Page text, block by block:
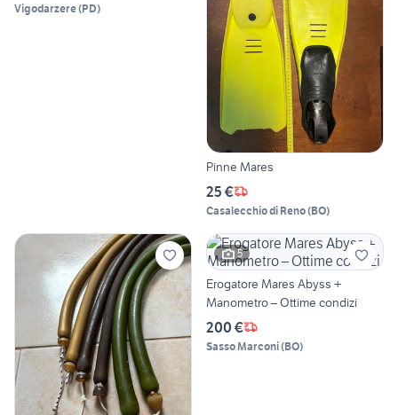
Vigodarzere(PD)
Pinne Mares
25 €
Casalecchio di Reno(BO)
5
Erogatore Mares Abyss +
Manometro – Ottime condizi
200 €
Sasso Marconi(BO)